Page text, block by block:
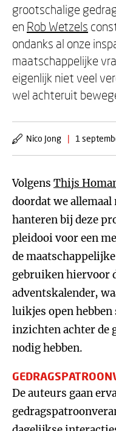
grootschalige
en Rob Wetzels
ondanks al onze
maatschappelijke
eigenlijk niet veel
wel achteruit
Nico Jong | 1
Volgens Thijs
doordat we
hanteren bij deze
pleidooi voor een
de
gebruiken hiervoor
adventskalender,
luikjes open
inzichten achter de
nodig hebben.
De auteurs gaan